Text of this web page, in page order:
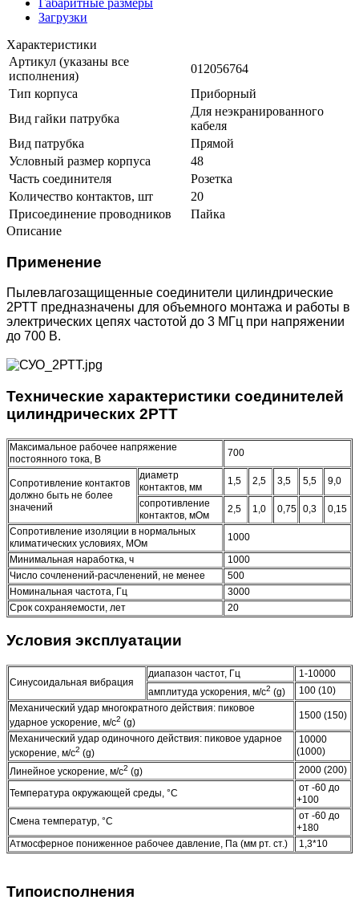
Загрузки
Характеристики
Артикул (указаны все
исполнения)
012056764
Тип корпуса
Приборный
Вид гайки патрубка
Для неэкранированного
кабеля
Вид патрубка
Прямой
Условный размер корпуса
48
Часть соединителя
Розетка
Количество контактов, шт
20
Присоединение проводников
Пайка
Описание
Применение
Пылевлагозащищенные соединители цилиндрические
2РТТ предназначены для объемного монтажа и работы в
электрических цепях частотой до 3 МГц при напряжении
до 700 В.
Технические характеристики соединителей
цилиндрических 2РТТ
Максимальное рабочее напряжение
постоянного тока, В
700
Сопротивление контактов
должно быть не более
значений
диаметр
контактов, мм
1,5 2,5 3,5 5,5
9,0
сопротивление
контактов, мОм
2,5 1,0 0,75 0,3
0,15
Сопротивление изоляции в нормальных
климатических условиях, МОм
1000
Минимальная наработка, ч
1000
Число сочленений-расчленений, не менее
500
Номинальная частота, Гц
3000
Срок сохраняемости, лет
20
Условия эксплуатации
Синусоидальная вибрация
диапазон частот, Гц
1-10000
амплитуда ускорения, м/с2 (g)
100 (10)
Механический удар многократного действия: пиковое
ударное ускорение, м/с2 (g)
1500 (150)
Механический удар одиночного действия: пиковое ударное
ускорение, м/с2 (g)
10000
(1000)
Линейное ускорение, м/с2 (g) 2000 (200)
Температура окружающей среды, °C
от -60 до
+100
Смена температур, °C
от -60 до
+180
Атмосферное пониженное рабочее давление, Па (мм рт. ст.)
1,3*10
Типоисполнения